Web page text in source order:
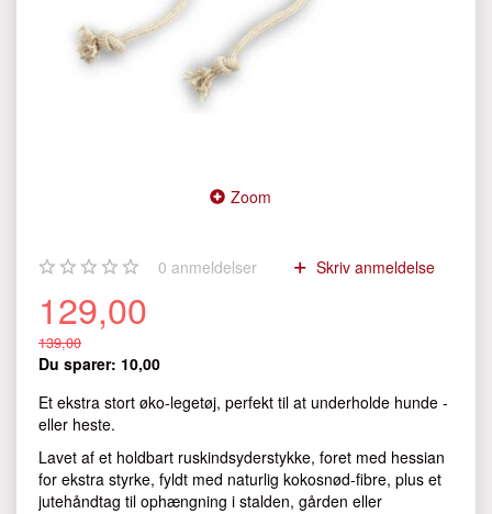
Zoom
0 anmeldelser Skriv anmeldelse
129,00
139,00
Du sparer: 10,00
Et ekstra stort øko-legetøj, perfekt til at underholde hunde -
eller heste.
Lavet af et holdbart ruskindsyderstykke, foret med hessian
for ekstra styrke, fyldt med naturlig kokosnød-fibre, plus et
jutehåndtag til ophængning i stalden, gården eller